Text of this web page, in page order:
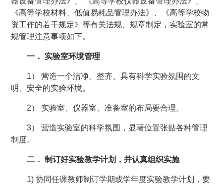
《高等学校材料、低值易耗品管理办法》、《高等学校物
资工作的若干规定》等有关法规、规章制定，实验室的常
规管理注意事项如下。
一． 实验室环境管理
1） 营造一个洁净、整齐、具有科学实验氛围的文
明、安全的实验环境。
2） 实验室、仪器室、准备室的布局要合理。
3） 营造实验室的科学氛围，显著位置张贴各种管理
制度。
二． 制订好实验教学计划，并认真组织实施
1) 协同任课教师制订学期或学年度实验教学计划，要